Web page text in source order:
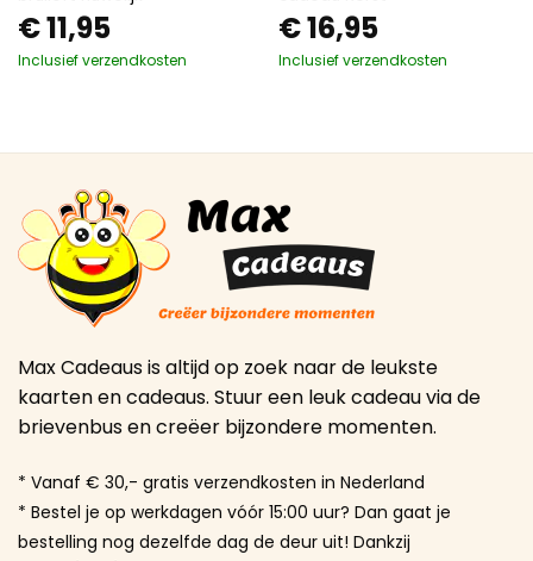
€11,95
Inclusief verzendkosten
€16,95
Inclusief verzendkosten
Max Cadeaus is altijd op zoek naar de leukste
kaarten en cadeaus. Stuur een leuk cadeau via de
brievenbus en creëer bijzondere momenten.
* Vanaf € 30,- gratis verzendkosten in Nederland
* Bestel je op werkdagen vóór 15:00 uur? Dan gaat je
bestelling nog dezelfde dag de deur uit! Dankzij